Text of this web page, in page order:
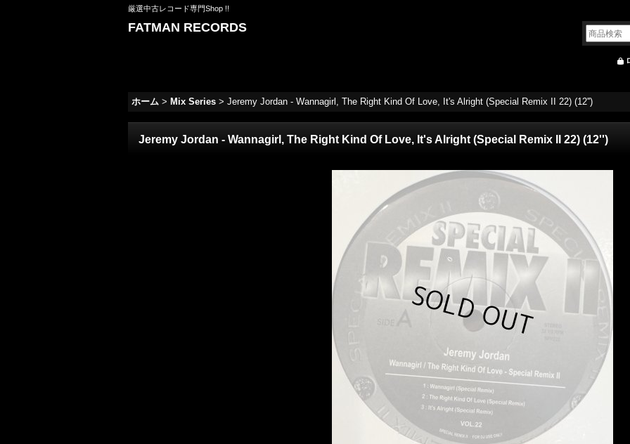
厳選中古レコード専門Shop !!
FATMAN RECORDS
ホーム > Mix Series > Jeremy Jordan - Wannagirl, The Right Kind Of Love, It's Alright (Special Remix II 22) (12'')
Jeremy Jordan - Wannagirl, The Right Kind Of Love, It's Alright (Special Remix II 22) (12'')